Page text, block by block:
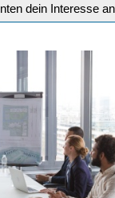
dein Interesse